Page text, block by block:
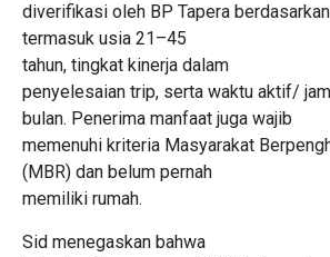
diverifikasi oleh BP Tapera
termasuk usia 21–45
tahun, tingkat kinerja dalam
penyelesaian trip, serta waktu aktif/
bulan. Penerima manfaat juga wajib
memenuhi kriteria Masyarakat
(MBR) dan belum pernah
memiliki rumah.
Sid menegaskan bahwa